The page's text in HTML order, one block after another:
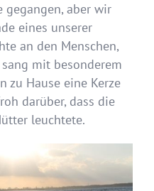
gegangen, aber wir
eines unserer
an den Menschen,
mit besonderem
zu Hause eine Kerze
darüber, dass die
leuchtete.